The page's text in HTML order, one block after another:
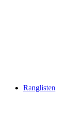
Ranglisten